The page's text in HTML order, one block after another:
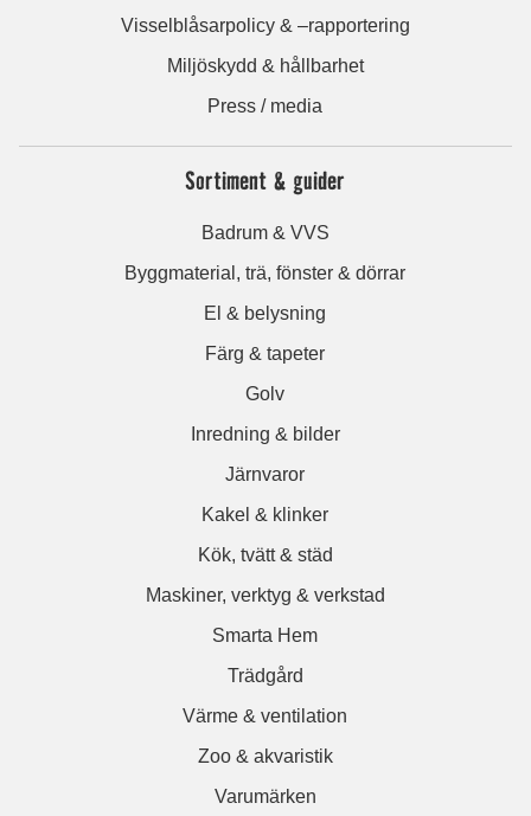
Visselblåsarpolicy & –rapportering
Miljöskydd & hållbarhet
Press / media
Sortiment & guider
Badrum & VVS
Byggmaterial, trä, fönster & dörrar
El & belysning
Färg & tapeter
Golv
Inredning & bilder
Järnvaror
Kakel & klinker
Kök, tvätt & städ
Maskiner, verktyg & verkstad
Smarta Hem
Trädgård
Värme & ventilation
Zoo & akvaristik
Varumärken